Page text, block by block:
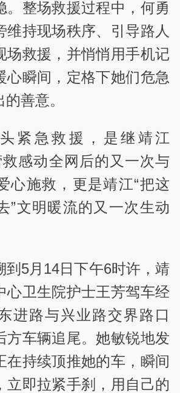
。整场救援过程中，何勇
维持现场秩序、引导路人
场救援，并悄悄用手机记
心瞬间，定格下她们危急
善意。
紧急救援，是继靖江
救感动全网后的又一次与
心施救，更是靖江“把这
”文明暖流的又一次生动
到5月14日下午6时许，靖
心卫生院护士王芳驾车经
进路与兴业路交界路口
方车辆追尾。她敏锐地发
在持续顶推她的车，瞬间
立即拉紧手刹，用自己的